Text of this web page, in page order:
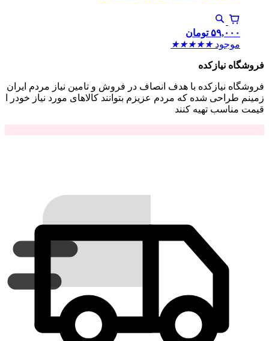
۵۹,۰۰۰ تومان
موجود ★
★
★
★
★
فروشگاه نیازکده
فروشگاه نیازکده با هدف انصاف در فروش و تامین نیاز مردم ایران
زمینم طراحی شده که مردم عزیزم بتوانند کالاهای مورد نیاز خودر ا
قیمت مناسب تهیه کنند